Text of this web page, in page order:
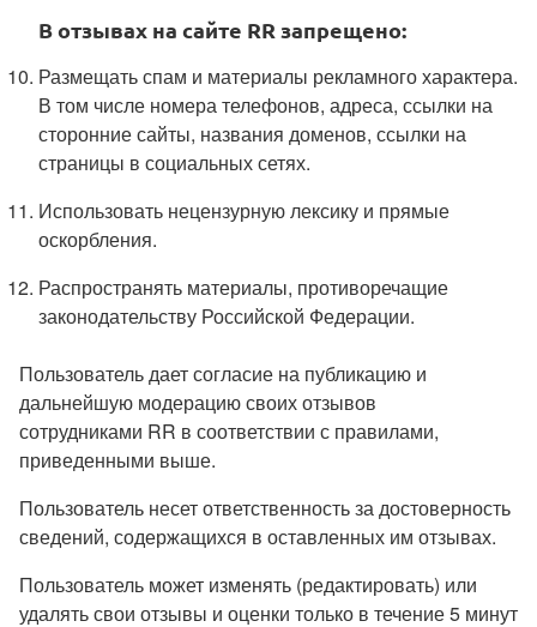
В отзывах на сайте RR запрещено:
Размещать спам и материалы рекламного характера.
В том числе номера телефонов, адреса, ссылки на
сторонние сайты, названия доменов, ссылки на
страницы в социальных сетях.
Использовать нецензурную лексику и прямые
оскорбления.
Распространять материалы, противоречащие
законодательству Российской Федерации.
Пользователь дает согласие на публикацию и
дальнейшую модерацию своих отзывов
сотрудниками RR в соответствии с правилами,
приведенными выше.
Пользователь несет ответственность за достоверность
сведений, содержащихся в оставленных им отзывах.
Пользователь может изменять (редактировать) или
удалять свои отзывы и оценки только в течение 5 минут